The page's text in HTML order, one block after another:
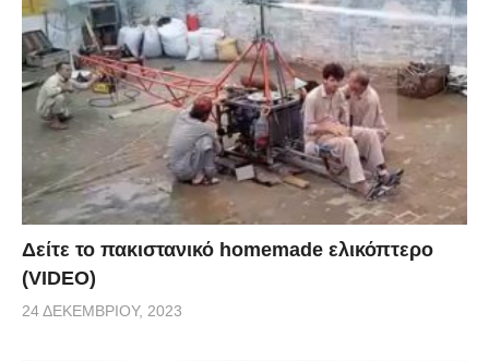
Δείτε το πακιστανικό homemade ελικόπτερο
(VIDEO)
24 ΔΕΚΕΜΒΡΊΟΥ, 2023